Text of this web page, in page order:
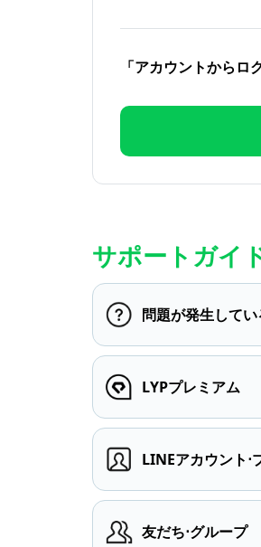
「アカウントから
サポートガイ
問題が発生して
LYPプレミアム
LINEアカウント⋅
友だち⋅グループ